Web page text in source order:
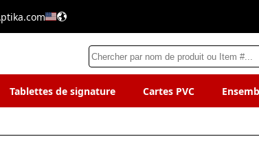
Tablettes de signature Cartes PVC